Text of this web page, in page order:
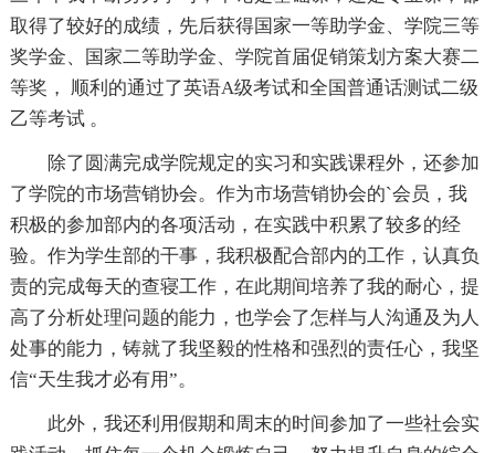
取得了较好的成绩，先后获得国家一等助学金、学院三等
奖学金、国家二等助学金、学院首届促销策划方案大赛二
等奖， 顺利的通过了英语A级考试和全国普通话测试二级
乙等考试 。
除了圆满完成学院规定的实习和实践课程外，还参加
了学院的市场营销协会。作为市场营销协会的`会员，我
积极的参加部内的各项活动，在实践中积累了较多的经
验。作为学生部的干事，我积极配合部内的工作，认真负
责的完成每天的查寝工作，在此期间培养了我的耐心，提
高了分析处理问题的能力，也学会了怎样与人沟通及为人
处事的能力，铸就了我坚毅的性格和强烈的责任心，我坚
信“天生我才必有用”。
此外，我还利用假期和周末的时间参加了一些社会实